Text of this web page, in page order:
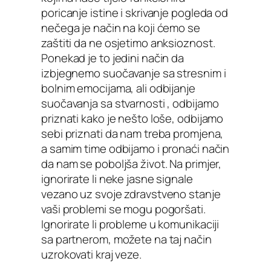
poricanje istine i skrivanje pogleda od
nečega je način na koji ćemo se
zaštiti da ne osjetimo anksioznost.
Ponekad je to jedini način da
izbjegnemo suočavanje sa stresnim i
bolnim emocijama, ali odbijanje
suočavanja sa stvarnosti , odbijamo
priznati kako je nešto loše, odbijamo
sebi priznati da nam treba promjena,
a samim time odbijamo i pronaći način
da nam se poboljša život. Na primjer,
ignorirate li neke jasne signale
vezano uz svoje zdravstveno stanje
vaši problemi se mogu pogoršati.
Ignorirate li probleme u komunikaciji
sa partnerom, možete na taj način
uzrokovati kraj veze.